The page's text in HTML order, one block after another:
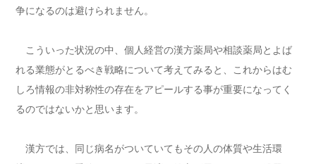
争になるのは避けられません。
こういった状況の中、個人経営の漢方薬局や相談薬局とよば
れる業態がとるべき戦略について考えてみると、これからはむ
しろ情報の非対称性の存在をアピールする事が重要になってく
るのではないかと思います。
漢方では、同じ病名がついていてもその人の体質や生活環